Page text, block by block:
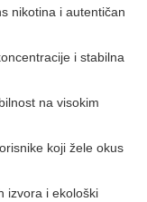
nikotina i autentičan
i stabilna
na visokim
koji žele okus
izvora i ekološki